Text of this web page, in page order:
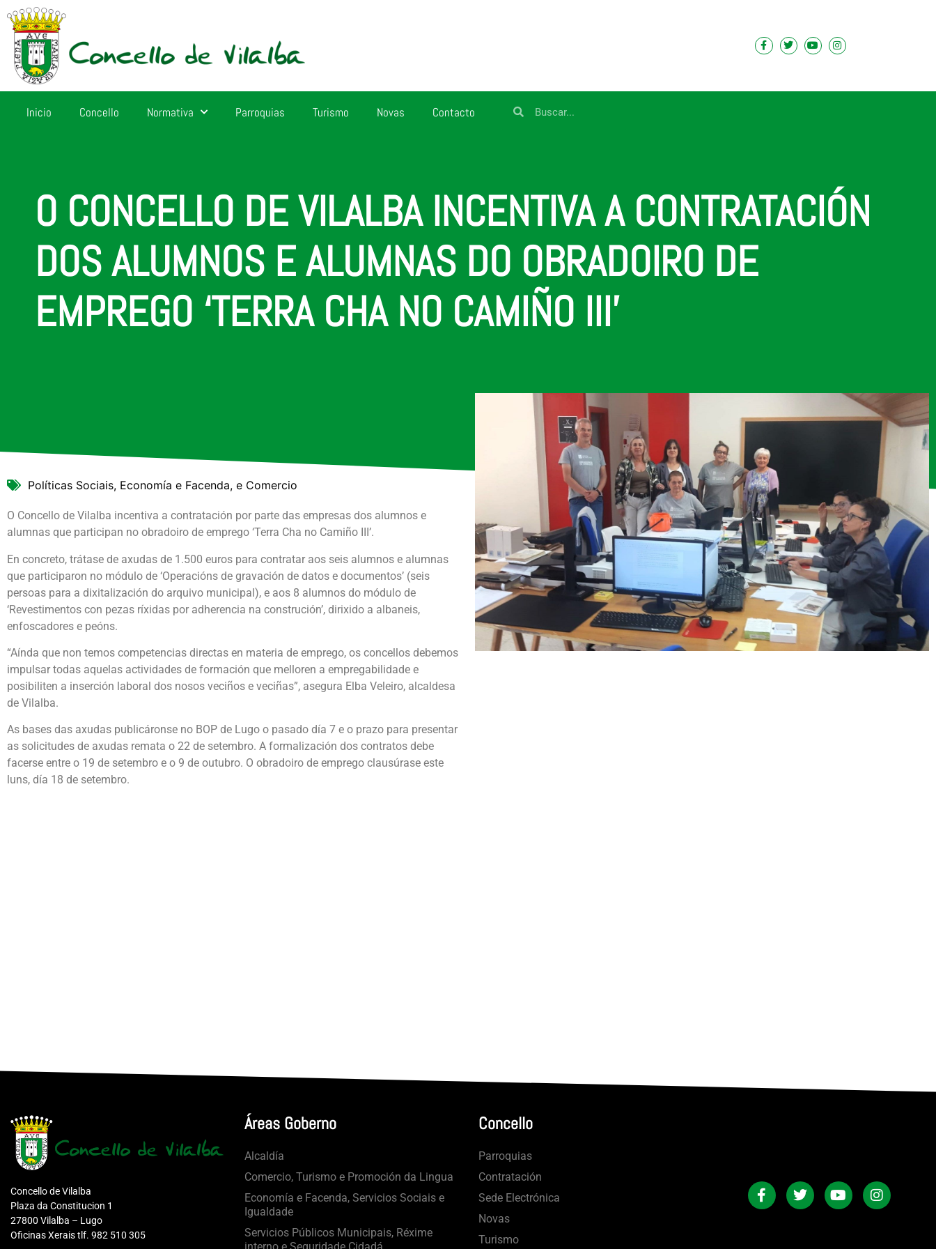
Inicio Concello Normativa Parroquias Turismo Novas Contacto
O CONCELLO DE VILALBA INCENTIVA A CONTRATACIÓN
DOS ALUMNOS E ALUMNAS DO OBRADOIRO DE
EMPREGO ‘TERRA CHA NO CAMIÑO III’
Políticas Sociais, Economía e Facenda, e Comercio
O Concello de Vilalba incentiva a contratación por parte das empresas dos alumnos e
alumnas que participan no obradoiro de emprego ‘Terra Cha no Camiño III’.
En concreto, trátase de axudas de 1.500 euros para contratar aos seis alumnos e alumnas
que participaron no módulo de ‘Operacións de gravación de datos e documentos’ (seis
persoas para a dixitalización do arquivo municipal), e aos 8 alumnos do módulo de
‘Revestimentos con pezas ríxidas por adherencia na construción’, dirixido a albaneis,
enfoscadores e peóns.
“Aínda que non temos competencias directas en materia de emprego, os concellos debemos
impulsar todas aquelas actividades de formación que melloren a empregabilidade e
posibiliten a inserción laboral dos nosos veciños e veciñas”, asegura Elba Veleiro, alcaldesa
de Vilalba.
As bases das axudas publicáronse no BOP de Lugo o pasado día 7 e o prazo para presentar
as solicitudes de axudas remata o 22 de setembro. A formalización dos contratos debe
facerse entre o 19 de setembro e o 9 de outubro. O obradoiro de emprego clausúrase este
luns, día 18 de setembro.
Concello de Vilalba
Plaza da Constitucion 1
27800 Vilalba – Lugo
Oficinas Xerais tlf. 982 510 305
Áreas Goberno
Alcaldía
Comercio, Turismo e Promoción da Lingua
Economía e Facenda, Servicios Sociais e
Igualdade
Servicios Públicos Municipais, Réxime
Concello
Parroquias
Contratación
Sede Electrónica
Novas
Turismo